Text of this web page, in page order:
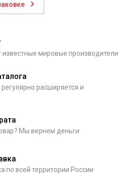
мировые производители
расширяется и
Мы вернем деньги
по всей территории России